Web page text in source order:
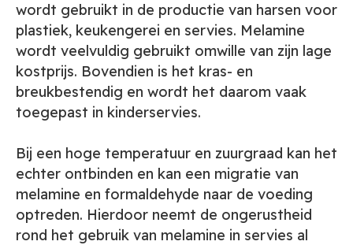
wordt gebruikt in de productie van harsen voor
plastiek, keukengerei en servies. Melamine
wordt veelvuldig gebruikt omwille van zijn lage
kostprijs. Bovendien is het kras- en
breukbestendig en wordt het daarom vaak
toegepast in kinderservies.
Bij een hoge temperatuur en zuurgraad kan het
echter ontbinden en kan een migratie van
melamine en formaldehyde naar de voeding
optreden. Hierdoor neemt de ongerustheid
rond het gebruik van melamine in servies al